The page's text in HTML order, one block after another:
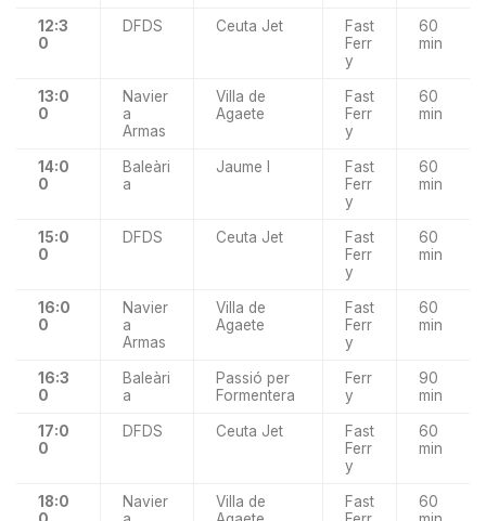
12:3
0
DFDS Ceuta Jet
Fast
Ferr
y
60
min
13:0
0
Navier
a
Armas
Villa de
Agaete
Fast
Ferr
y
60
min
14:0
0
Baleàri
a
Jaume I
Fast
Ferr
y
60
min
15:0
0
DFDS Ceuta Jet
Fast
Ferr
y
60
min
16:0
0
Navier
a
Armas
Villa de
Agaete
Fast
Ferr
y
60
min
16:3
0
Baleàri
a
Passió per
Formentera
Ferr
y
90
min
17:0
0
DFDS Ceuta Jet
Fast
Ferr
y
60
min
18:0
Navier
Villa de
Fast
60